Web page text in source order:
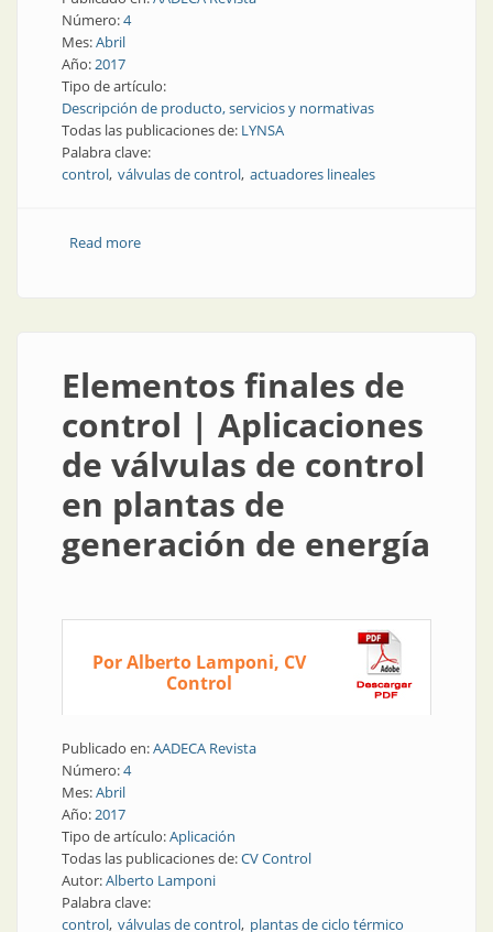
Número:4
Mes:Abril
Año:2017
Tipo de artículo:
Descripción de producto, servicios y normativas
Todas las publicaciones de: LYNSA
Palabra clave:
control válvulas de control actuadores lineales
Read moreabout Elementos finales de control | Válvulas y
Elementos finales de
control | Aplicaciones
de válvulas de control
en plantas de
generación de energía
Por Alberto Lamponi, CV
Control
Publicado en:AADECA Revista
Número:4
Mes:Abril
Año:2017
Tipo de artículo:Aplicación
Todas las publicaciones de:CV Control
Autor:Alberto Lamponi
Palabra clave:
control válvulas de control plantas de ciclo térmico